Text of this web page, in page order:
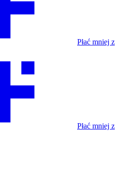
Płać mniej z
Płać mniej z